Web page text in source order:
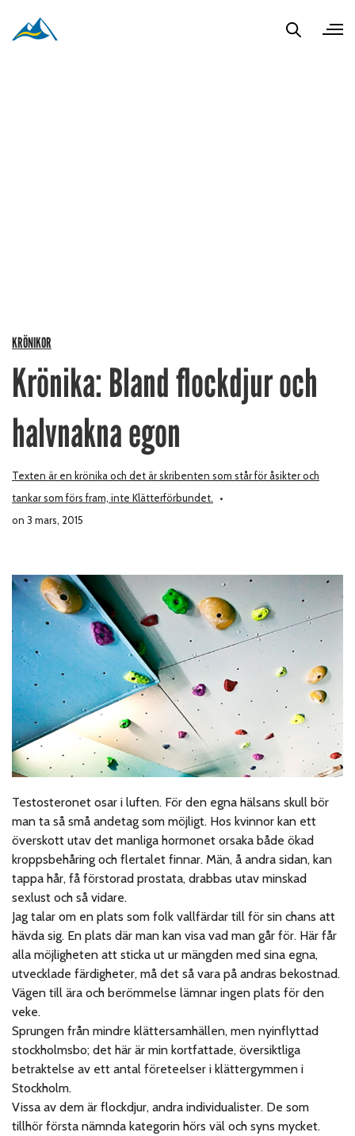
KRÖNIKOR
Krönika: Bland flockdjur och
halvnakna egon
Texten är en krönika och det är skribenten som står för åsikter och
tankar som förs fram, inte Klätterförbundet.
on 3 mars, 2015
Testosteronet osar i luften. För den egna hälsans skull bör
man ta så små andetag som möjligt. Hos kvinnor kan ett
överskott utav det manliga hormonet orsaka både ökad
kroppsbehåring och flertalet finnar. Män, å andra sidan, kan
tappa hår, få förstorad prostata, drabbas utav minskad
sexlust och så vidare.
Jag talar om en plats som folk vallfärdar till för sin chans att
hävda sig. En plats där man kan visa vad man går för. Här får
alla möjligheten att sticka ut ur mängden med sina egna,
utvecklade färdigheter, må det så vara på andras bekostnad.
Vägen till ära och berömmelse lämnar ingen plats för den
veke.
Sprungen från mindre klättersamhällen, men nyinflyttad
stockholmsbo; det här är min kortfattade, översiktliga
betraktelse av ett antal företeelser i klättergymmen i
Stockholm.
Vissa av dem är flockdjur, andra individualister. De som
tillhör första nämnda kategorin hörs väl och syns mycket.